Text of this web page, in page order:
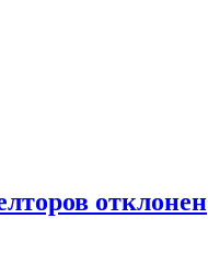
отклонен